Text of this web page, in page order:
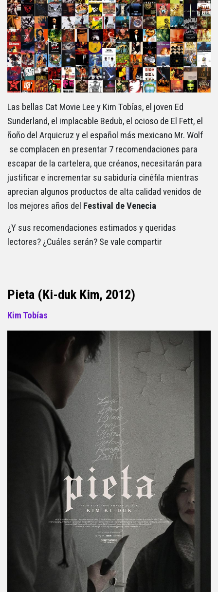
Las bellas Cat Movie Lee y Kim Tobías, el joven Ed
Sunderland, el implacable Bedub, el ocioso de El Fett, el
ñoño del Arquicruz y el español más mexicano Mr. Wolf
se complacen en presentar 7 recomendaciones para
escapar de la cartelera, que créanos, necesitarán para
justificar e incrementar su sabiduría cinéfila mientras
aprecian algunos productos de alta calidad venidos de
los mejores años del Festival de Venecia
¿Y sus recomendaciones estimados y queridas
lectores? ¿Cuáles serán? Se vale compartir
Pieta (Ki-duk Kim, 2012)
Kim Tobías